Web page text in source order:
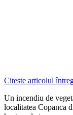
Citește articolul
Un incendiu de
localitatea Copanca